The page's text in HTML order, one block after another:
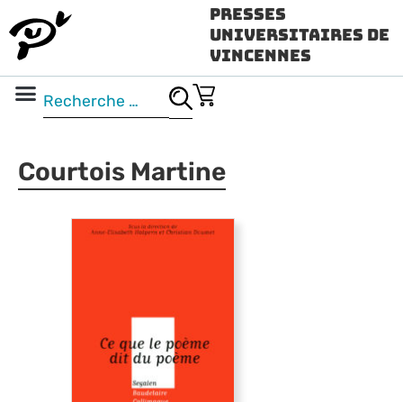
Presses
Universitaires de
Vincennes
Courtois Martine